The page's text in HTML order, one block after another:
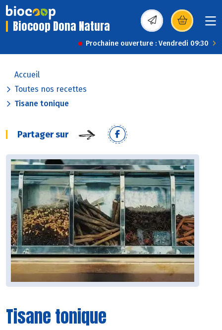
Biocoop Dona Natura (s’ouvre dans une
Prochaine ouverture : Vendredi 09:30
Accueil
Toutes nos recettes
Tisane tonique
Partager sur
Tisane tonique